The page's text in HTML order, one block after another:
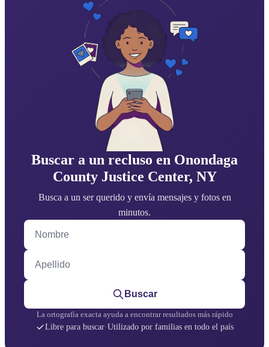
Buscar a un recluso en Onondaga
County Justice Center, NY
Busca a un ser querido y envía mensajes y fotos en
minutos.
Nombre
Apellido
Buscar
La ortografía exacta ayuda a encontrar resultados más rápido
Libre para buscar·Utilizado por familias en todo el país